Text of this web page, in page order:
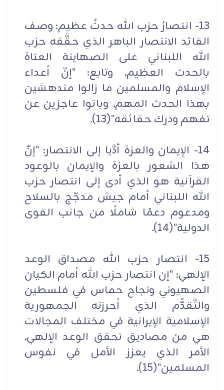
13- انتصارُ حزب الله حدثٌ عظيم: وصف
القائد الانتصار الباهر الذي حقَّقه حزب
الله اللبناني على الصهاينة العتاة
بالحدث العظيم, وتابع: "إنّ أعداء
الإسلام والمسلمين ما زالوا مندهشين
بهذا الحدث المهم, وباتوا عاجزين عن
تفهم ودرك حقائقه"(13).
14- الإيمان والعزة أدَّيا إلى الانتصار: "إنّ
هذا الشعور بالعزة والإيمان بالوعود
القرآنية هو الذي أدى إلى انتصار حزب
الله اللبناني أمام جيش مدجّج بالسلاح
ومدعوم دعمًا شاملًا من جانب القوى
الدولية"(14).
15- انتصار حزب الله مصداق الوعد
الإلهي: "إن انتصار حزب الله أمام الكيان
الصهيوني ونجاح حماس في فلسطين
والتَّقدُّم الذي أحرزته الجمهورية
الإسلامية الإيرانية في مختلف المجالات
هي من مصاديق تحقق الوعد الإلهي,
الأمر الذي يعزز الأمل في نفوس
المسلمين"(15).